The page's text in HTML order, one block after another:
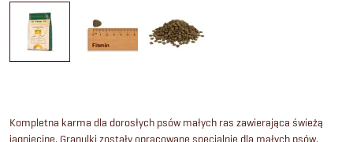
Kompletna karma dla dorosłych psów małych ras zawierająca świeżą
jagnięcinę. Granulki zostały opracowane specjalnie dla małych psów.